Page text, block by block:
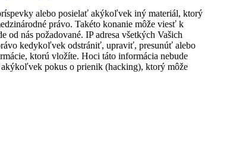
alebo posielať akýkoľvek iný materiál, ktorý
právo. Takéto konanie môže viesť k
nás požadované. IP adresa všetkých Vašich
kedykoľvek odstrániť, upraviť, presunúť alebo
ktorú vložíte. Hoci táto informácia nebude
akýkoľvek pokus o prienik (hacking), ktorý môže